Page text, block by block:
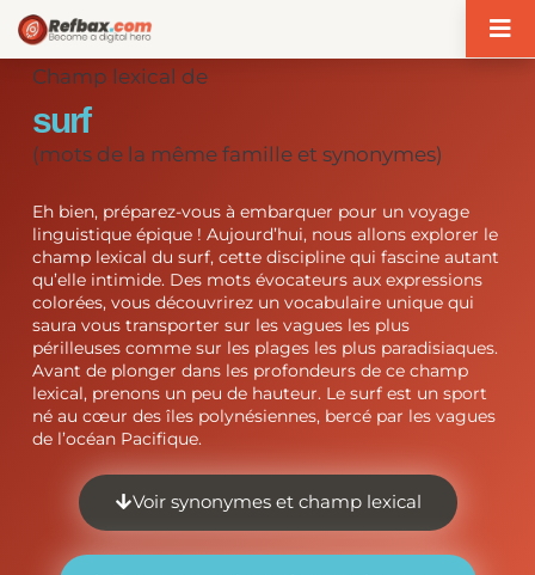
Champ lexical de
surf
(mots de la même famille et synonymes)
Eh bien, préparez-vous à embarquer pour un voyage
linguistique épique ! Aujourd’hui, nous allons explorer le
champ lexical du surf, cette discipline qui fascine autant
qu’elle intimide. Des mots évocateurs aux expressions
colorées, vous découvrirez un vocabulaire unique qui
saura vous transporter sur les vagues les plus
périlleuses comme sur les plages les plus paradisiaques.
Avant de plonger dans les profondeurs de ce champ
lexical, prenons un peu de hauteur. Le surf est un sport
né au cœur des îles polynésiennes, bercé par les vagues
de l’océan Pacifique.
Voir synonymes et champ lexical
Panneau de gestion des cookies